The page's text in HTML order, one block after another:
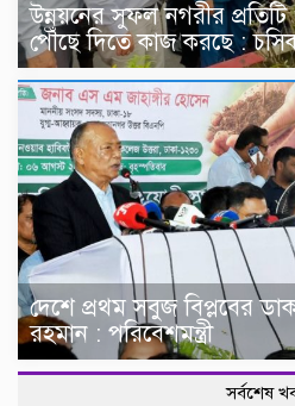
উন্নয়নের সুফল নগরীর প্রতিটি
পৌঁছে দিতে কাজ করছে :
দেশে প্রথম সবুজ বিপ্লবের
রহমান : পরিবেশমন্ত্রী
সর্বশেষ